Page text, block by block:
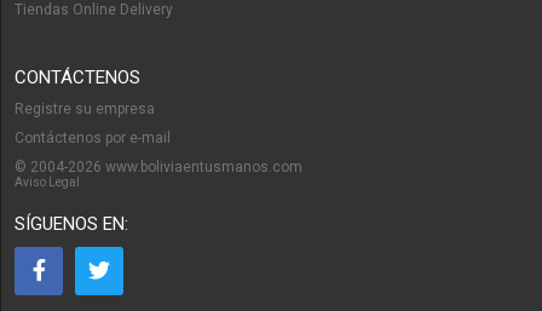
Tiendas Online Delivery
CONTÁCTENOS
Registre su empresa
Contáctenos por e-mail
© 2004-2026 www.boliviaentusmanos.com
Aviso Legal
SÍGUENOS EN: